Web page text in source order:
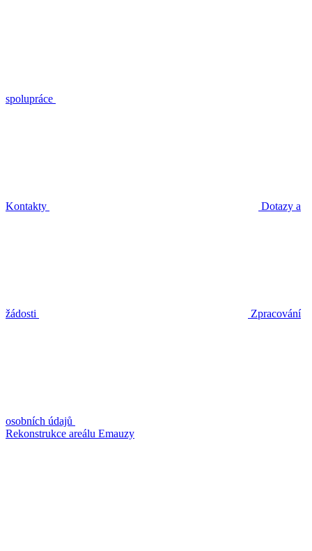
spolupráce
Kontakty Dotazy a
žádosti Zpracování
osobních údajů
Rekonstrukce areálu Emauzy